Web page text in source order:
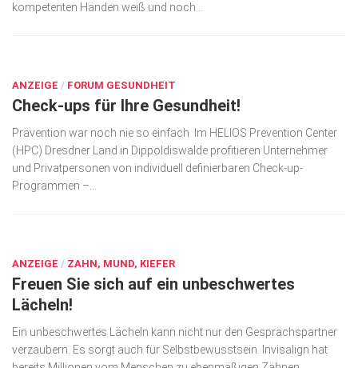
Wirtschaft, Recht, Finanzen
Allgemein
Sehen
Innovationen
Kampf gegen Krebs
kompetenten Händen weiß und noch...
ANZEIGE / FORUM GESUNDHEIT
Check-ups für Ihre Gesundheit!
Prävention war noch nie so einfach. Im HELIOS Prevention Center
(HPC) Dresdner Land in Dippoldiswalde profitieren Unternehmer
und Privatpersonen von individuell definierbaren Check-up-
Programmen –...
ANZEIGE / ZAHN, MUND, KIEFER
Freuen Sie sich auf ein unbeschwertes
Lächeln!
Ein unbeschwertes Lächeln kann nicht nur den Gesprächspartner
verzaubern. Es sorgt auch für Selbst­bewusst­sein. Invisalign hat